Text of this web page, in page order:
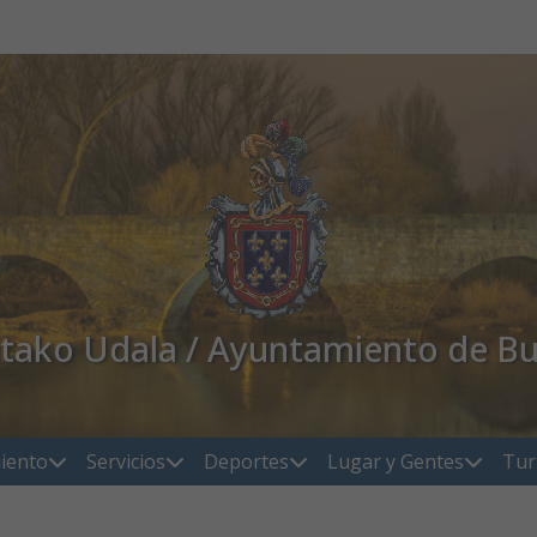
Udala / Ayuntamiento de
Servicios Deportes Lugar y Gentes